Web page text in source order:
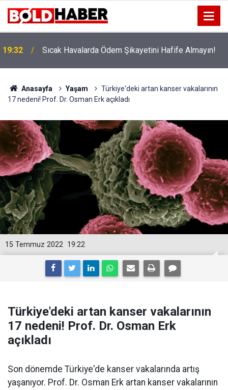
19:32 Sıcak Havalarda Ödem Şikayetini Hafife Almayın!
Anasayfa Yaşam
Türkiye'deki artan kanser vakalarının
17 nedeni! Prof. Dr. Osman Erk açıkladı
19:22
15 Temmuz 2022
Türkiye'deki artan kanser vakalarının
17 nedeni! Prof. Dr. Osman Erk
açıkladı
Son dönemde Türkiye'de kanser vakalarında artış
yaşanıyor. Prof. Dr. Osman Erk artan kanser vakalarının